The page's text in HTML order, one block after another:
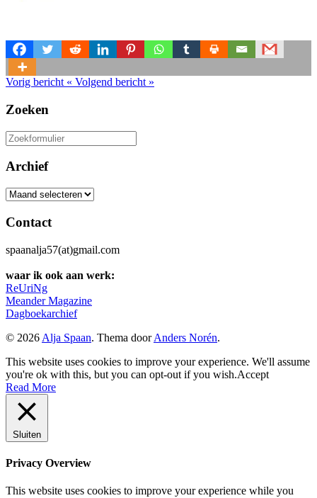
Vorig bericht « Volgend bericht »
Zoeken
Zoeken
naar:
Archief
Archief
Contact
spaanalja57(at)gmail.com
waar ik ook aan werk:
ReUriNg
Meander Magazine
Dagboekarchief
© 2026 Alja Spaan. Thema doorAnders Norén.
This website uses cookies to improve your experience. We'll assume
you're ok with this, but you can opt-out if you wish.Accept
Read More
Sluiten
Privacy Overview
This website uses cookies to improve your experience while you